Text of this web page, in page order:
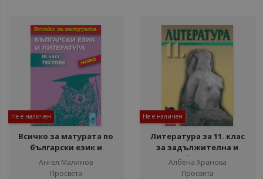
Не е наличен
Всичко за матурата по
български език и
литература III част.
Тестове
Ангел Малинов
Просвета
Не е наличен
Литература за 11. клас
за задължителна и
профилирана
подготовка
Албена Хранова
Просвета